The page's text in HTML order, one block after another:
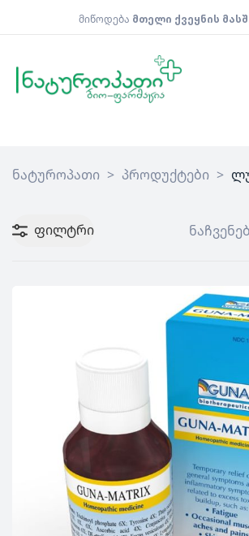
მიწოდება მთელი ქვეყნის
ნატუროპათი > პროდუქტები >
ფილტრი